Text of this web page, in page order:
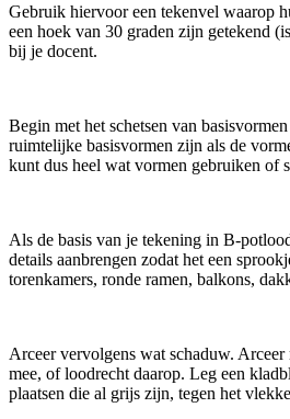
Gebruik hiervoor een tekenvel waarop
een hoek van 30 graden zijn getekend
bij je docent.
Begin met het schetsen van
ruimtelijke basisvormen zijn als de
kunt dus heel wat vormen gebruiken of
Als de basis van je tekening in B-
details aanbrengen zodat het een
torenkamers, ronde ramen, balkons,
Arceer vervolgens wat schaduw.
mee, of loodrecht daarop. Leg een
plaatsen die al grijs zijn, tegen het